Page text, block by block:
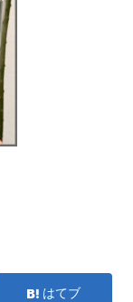
はてブ